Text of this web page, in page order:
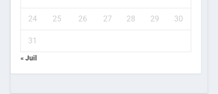
24 25 26 27 28 29 30
31
« Juil